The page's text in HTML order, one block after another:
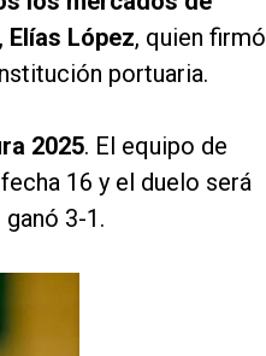
Elías López, quien firmó
portuaria.
2025. El equipo de
16 y el duelo será
3-1.